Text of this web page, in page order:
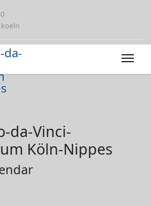
da-Vinci-
Köln-Nippes